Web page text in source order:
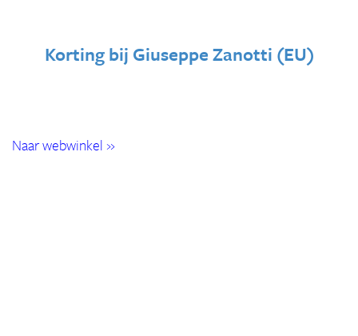
Korting bij Giuseppe Zanotti (EU)
Naar webwinkel »